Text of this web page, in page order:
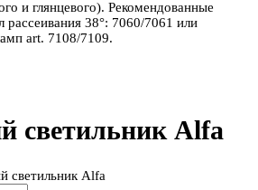
и глянцевого). Рекомендованные
рассеивания 38°: 7060/7061 или
art. 7108/7109.
светильник Alfa
светильник Alfa